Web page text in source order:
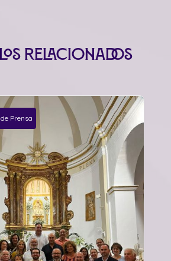
relacionados
Prensa